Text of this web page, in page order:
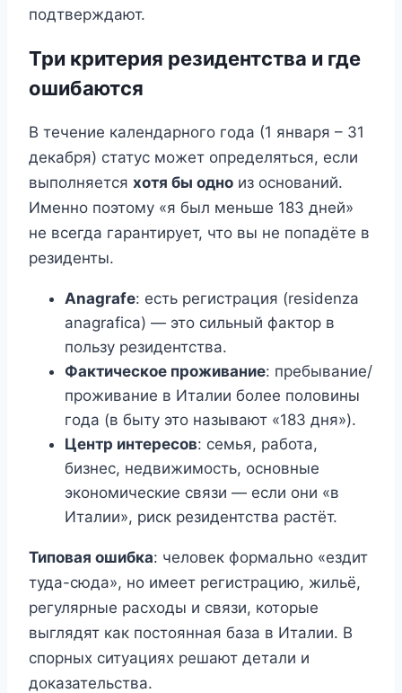
подтверждают.
Три критерия резидентства и где
ошибаются
В течение календарного года (1 января – 31
декабря) статус может определяться, если
выполняется хотя бы одно из оснований.
Именно поэтому «я был меньше 183 дней»
не всегда гарантирует, что вы не попадёте в
резиденты.
Anagrafe: есть регистрация (residenza
anagrafica) — это сильный фактор в
пользу резидентства.
Фактическое проживание: пребывание/
проживание в Италии более половины
года (в быту это называют «183 дня»).
Центр интересов: семья, работа,
бизнес, недвижимость, основные
экономические связи — если они «в
Италии», риск резидентства растёт.
Типовая ошибка: человек формально «ездит
туда-сюда», но имеет регистрацию, жильё,
регулярные расходы и связи, которые
выглядят как постоянная база в Италии. В
спорных ситуациях решают детали и
доказательства.